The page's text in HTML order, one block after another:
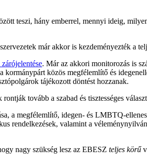
teszi, hány emberrel, mennyi ideig,
már akkor is kezdeményezték a
. Már az akkori monitorozás is
közös megfélemlítő és
tájékozott döntést hozzanak.
tovább a szabad és tisztességes
a megfélemlítő, idegen- és LMBTQ-
rendelkezések, valamint a
nagy szükség lesz az EBESZ teljes körű